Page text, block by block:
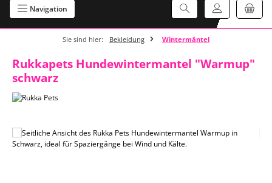
Navigation
Sie sind hier: Bekleidung Wintermäntel
Rukkapets Hundewintermantel "Warmup"
schwarz
Bildergalerie überspringen